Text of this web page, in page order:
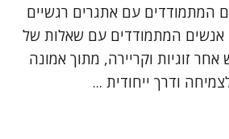
המתמודדים עם אתגרים רגשיים
אנשים המתמודדים עם שאלות של
זוגיות וקריירה, מתוך אמונה
ודרך ייחודית ...